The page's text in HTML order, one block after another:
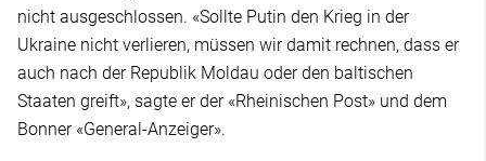
nicht ausgeschlossen. «Sollte Putin den Krieg in der
Ukraine nicht verlieren, müssen wir damit rechnen, dass er
auch nach der Republik Moldau oder den baltischen
Staaten greift», sagte er der «Rheinischen Post» und dem
Bonner «General-Anzeiger».